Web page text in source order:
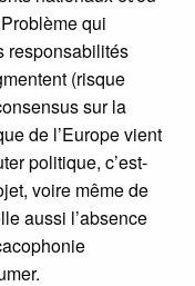
qui
responsabilités
(risque
sur la
de l’Europe vient
politique, c’est-
voire même de
aussi l’absence